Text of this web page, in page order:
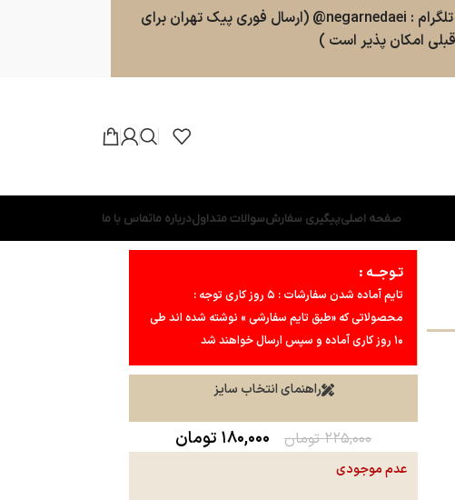
صفحه اصلیپیگیری سفارشسوالات متداولدرباره ماتماس با ما
تـوجــه :
تایم آماده شدن سفارشات : ۵ روز کاری توجه :
محصولاتی که «طبق تایم سفارشی » نوشته شده اند طی
۱۰ روز کاری آماده و سپس ارسال خواهند شد
راهنمای انتخاب سایز
۲۲۵,۰۰۰ تومان ۱۸۰,۰۰۰ تومان
عدم موجودی
سفارشات طبق روال ارسال خواهند شد . پشتیبانی 09025357598 (ارسال پیامک و پیام در واتسپ ، تلگرام ، بله ) کانال بله و تلگرام : negarnedaei@ (ارسال فوری پیک تهران برای
امکان پذیر است )